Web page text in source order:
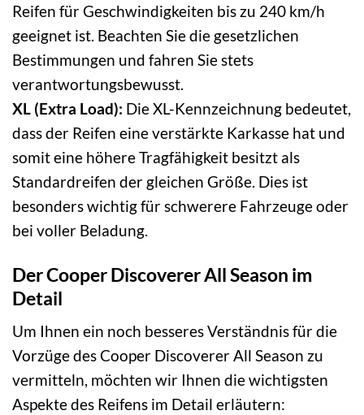
Reifen für Geschwindigkeiten bis zu 240 km/h
geeignet ist. Beachten Sie die gesetzlichen
Bestimmungen und fahren Sie stets
verantwortungsbewusst.
XL (Extra Load): Die XL-Kennzeichnung bedeutet,
dass der Reifen eine verstärkte Karkasse hat und
somit eine höhere Tragfähigkeit besitzt als
Standardreifen der gleichen Größe. Dies ist
besonders wichtig für schwerere Fahrzeuge oder
bei voller Beladung.
Der Cooper Discoverer All Season im
Detail
Um Ihnen ein noch besseres Verständnis für die
Vorzüge des Cooper Discoverer All Season zu
vermitteln, möchten wir Ihnen die wichtigsten
Aspekte des Reifens im Detail erläutern: